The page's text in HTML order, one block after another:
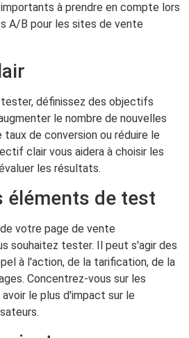
à prendre en compte lors
A/B pour les sites de vente
définissez des objectifs
le nombre de nouvelles
de conversion ou réduire le
clair vous aidera à choisir les
les résultats.
éléments de test
votre page de vente
souhaitez tester. Il peut s'agir des
à l'action, de la tarification, de la
Concentrez-vous sur les
le plus d'impact sur le